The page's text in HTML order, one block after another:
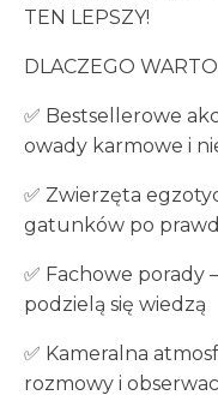
TEN LEPSZY!
DLACZEGO
✅ Bestsellerowe
owady karmowe i
✅ Zwierzęta
gatunków po
✅ Fachowe porady
podzielą się wiedzą
✅ Kameralna
rozmowy i